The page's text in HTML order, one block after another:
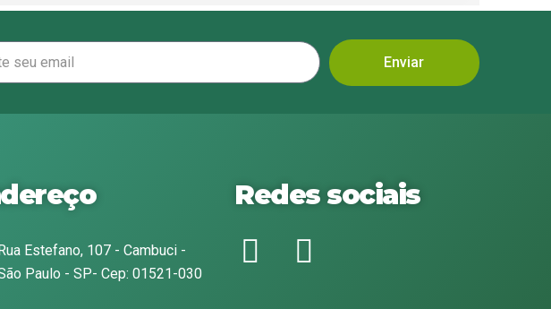
Enviar
Estefano, 107 - Cambuci -
Paulo - SP- Cep: 01521-030
Redes sociais